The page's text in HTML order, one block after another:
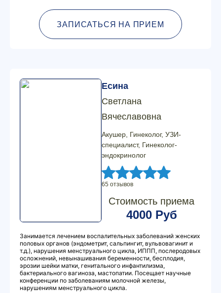
ЗАПИСАТЬСЯ НА ПРИЕМ
Есина
Светлана
Вячеславовна
Акушер, Гинеколог, УЗИ-
специалист, Гинеколог-
эндокринолог
65 отзывов
Стоимость приема
4000 Руб
Занимается лечением воспалительных заболеваний женских
половых органов (эндометрит, сальпингит, вульвовагинит и
т.д.), нарушения менструального цикла, ИППП, послеродовых
осложнений, невынашивания беременности, бесплодия,
эрозии шейки матки, генитального инфантилизма,
бактериального вагиноза, мастопатии. Посещает научные
конференции по заболеваниям молочной железы,
нарушениям менструального цикла.